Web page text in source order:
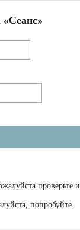
проверьте и
попробуйте